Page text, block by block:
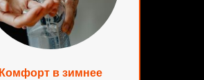
Комфорт в зимнее